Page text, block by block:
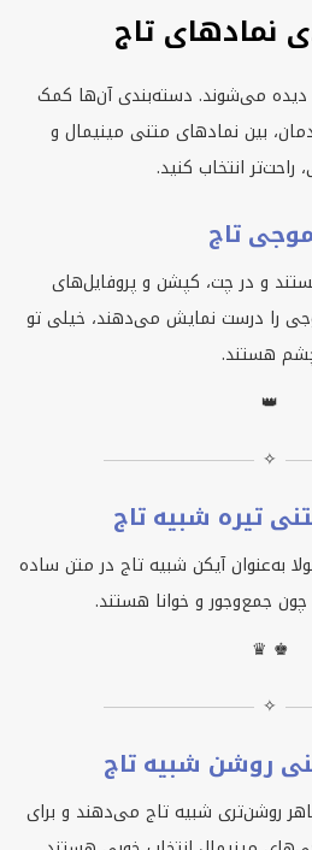
نمادهای تاج
دیده می‌شوند. دسته‌بندی آن‌ها کمک
بین نمادهای متنی مینیمال و
انتخاب کنید.
تاج
و در چت، کپشن و پروفایل‌های
را درست نمایش می‌دهند، خیلی تو
هستند.
👑
✧
تیره شبیه تاج
به‌عنوان آیکن شبیه تاج در متن ساده
جمع‌وجور و خوانا هستند.
♛ ♚
✧
روشن شبیه تاج
روشن‌تری شبیه تاج می‌دهند و برای